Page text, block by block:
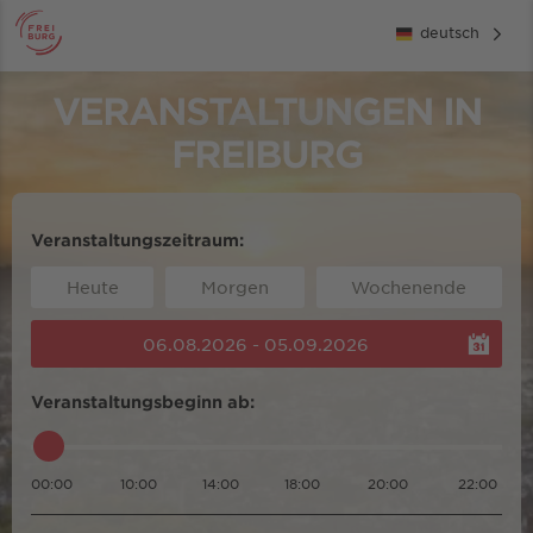
deutsch
VERANSTALTUNGEN IN
FREIBURG
Veranstaltungszeitraum:
Heute Morgen Wochenende
06.08.2026 - 05.09.2026
Veranstaltungsbeginn ab:
00:00 10:00 14:00 18:00 20:00 22:00